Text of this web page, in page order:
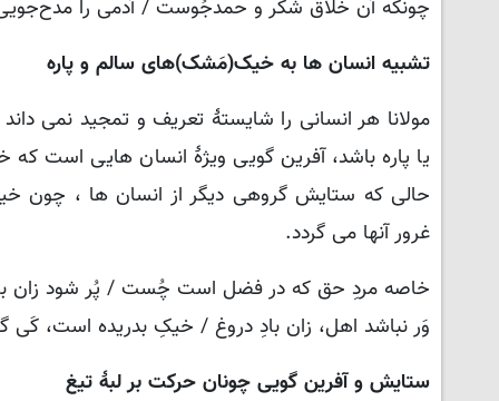
چونکه آن خَلّاق شُکر و حمدجُوست / آدمی را
تشبیه انسان ها به خیک(مَشک)های سالم و پاره
مولانا هر انسانی را شایستۀ تعریف و تمجید نمی
یا پاره باشد، آفرین گویی ویژۀ انسان هایی
حالی که ستایش گروهی دیگر از انسان ها ، چون
غرور آنها می گردد.
خاصه مردِ حق که در فضل است چُست / پُر شود زان
وَر نباشد اهل، زان بادِ دروغ / خیکِ بدریده است، کَی
ستایش و آفرین گویی چونان حرکت بر لبۀ تیغ